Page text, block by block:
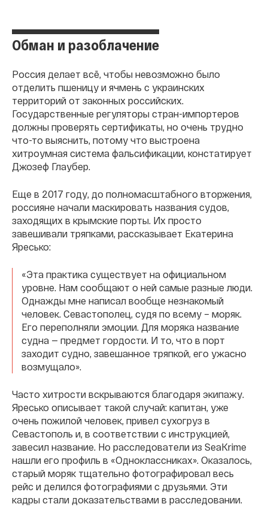
Обман и разоблачение
Россия делает всё, чтобы невозможно было
отделить пшеницу и ячмень с украинских
территорий от законных российских.
Государственные регуляторы стран-импортеров
должны проверять сертификаты, но очень трудно
что-то выяснить, потому что выстроена
хитроумная система фальсификации, констатирует
Джозеф Глаубер.
Еще в 2017 году, до полномасштабного вторжения,
россияне начали маскировать названия судов,
заходящих в крымские порты. Их просто
завешивали тряпками, рассказывает Екатерина
Яресько:
«Эта практика существует на официальном
уровне. Нам сообщают о ней самые разные люди.
Однажды мне написал вообще незнакомый
человек. Севастополец, судя по всему – моряк.
Его переполняли эмоции. Для моряка название
судна — предмет гордости. И то, что в порт
заходит судно, завешанное тряпкой, его ужасно
возмущало».
Часто хитрости вскрываются благодаря экипажу.
Яресько описывает такой случай: капитан, уже
очень пожилой человек, привел сухогруз в
Севастополь и, в соответствии с инструкцией,
завесил название. Но расследователи из SeaKrime
нашли его профиль в «Одноклассниках». Оказалось,
старый моряк тщательно фотографировал весь
рейс и делился фотографиями с друзьями. Эти
кадры стали доказательствами в расследовании.